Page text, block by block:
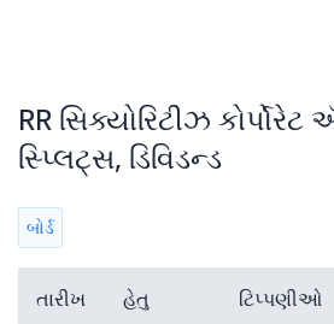
RR સિક્યોરિટીઝ
સ્પ્લિટ્સ, ડિવિડન્ડ
બોર્ડ
તારીખ હેતુ ટિપ્પણીઓ